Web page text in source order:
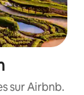
sur Airbnb.